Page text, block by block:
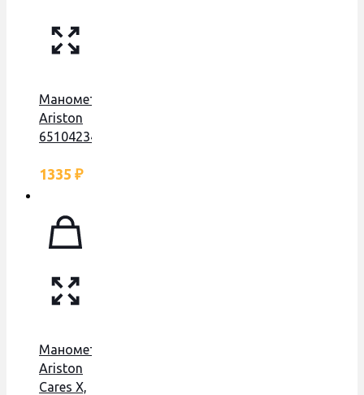
Манометр
Ariston
65104234
1335 ₽
Манометр
Ariston
Cares X,